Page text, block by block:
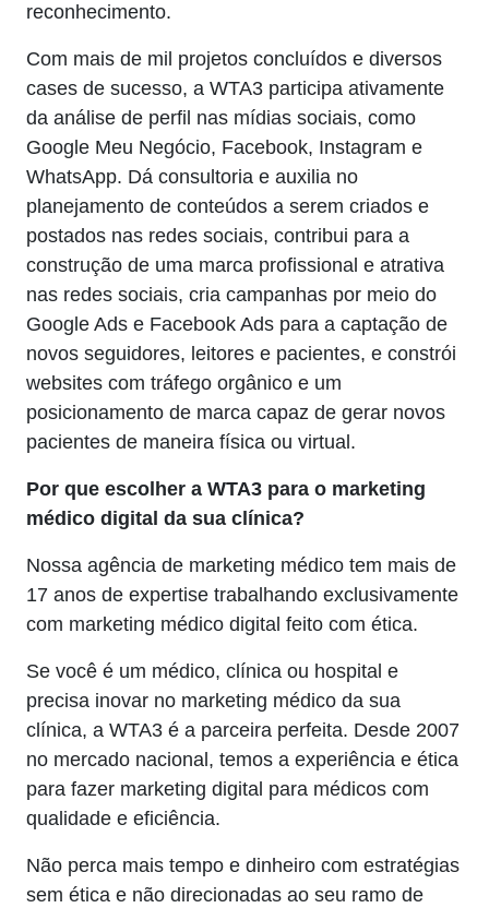
reconhecimento.
Com mais de mil projetos concluídos e diversos
cases de sucesso, a WTA3 participa ativamente
da análise de perfil nas mídias sociais, como
Google Meu Negócio, Facebook, Instagram e
WhatsApp. Dá consultoria e auxilia no
planejamento de conteúdos a serem criados e
postados nas redes sociais, contribui para a
construção de uma marca profissional e atrativa
nas redes sociais, cria campanhas por meio do
Google Ads e Facebook Ads para a captação de
novos seguidores, leitores e pacientes, e constrói
websites com tráfego orgânico e um
posicionamento de marca capaz de gerar novos
pacientes de maneira física ou virtual.
Por que escolher a WTA3 para o marketing
médico digital da sua clínica?
Nossa agência de marketing médico tem mais de
17 anos de expertise trabalhando exclusivamente
com marketing médico digital feito com ética.
Se você é um médico, clínica ou hospital e
precisa inovar no marketing médico da sua
clínica, a WTA3 é a parceira perfeita. Desde 2007
no mercado nacional, temos a experiência e ética
para fazer marketing digital para médicos com
qualidade e eficiência.
Não perca mais tempo e dinheiro com estratégias
sem ética e não direcionadas ao seu ramo de